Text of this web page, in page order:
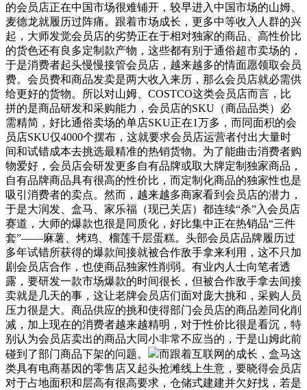
的会员店正在中国市场很难铺开，较早进入中国市场的山姆、
麦德龙就履历过阵痛。跟着市场成长，更多中等收入人群的兴
起，大师发觉会员店的劣势正在于相对独家的商品、高性价比
的货色还有良多定制款产物，这些都有别于通俗超市卖场的，
于是消费者起头慢慢接管会员店，越来越多的情面愿领取会员
费。会员费和商品发卖是两大收入来历，那么会员店就必需供
给更好的货物。所以对山姆、COSTCO这类会员店而言，比
拼的是商品研发和采购能力，会员店的SKU（商品品类）必
需精简，好比通俗卖场的单店SKU正在1万多，而同面积的会
员店SKU仅4000个摆布，这就要求会员店运营者付出大量时
间和试错成本去挑选最精准的热销货物。为了能曲击消费者购
物爱好，会员店会研发更多自有品牌或取大牌定制独家商品，
自有品牌商品具有很高的性价比，而定制化商品的独家性也是
吸引消费者的卖点。然而，越来越多商家看到会员店的潜力，
于是大润发、盒马、家乐福（现已关店）都连续“杀”入会员店
赛道，大师的爆款也很是同质化，好比集中正在热销品“三件
套”——麻薯、烤鸡、榴莲千层蛋糕。头部会员店品牌履历过
多年试错所获得的爆款间接就被合作敌手拿来利用，这不只加
剧会员店合作，也使商品独家性削弱。有业内人士向笔者透
露，要研发一款市场爆款的时间很长，但被合作敌手拿去间接
卖就是几天的事，这让老牌会员店们面对庞大挑和，采购人员
压力很是大。商品供应的挑和使得部门会员店的商品差同化削
减，加上现在的消费者越来越精明，对于性价比很是看沉，特
别认为会员店卖出的商品大同小非常不应当的，于是山姆此前
碰到了部门商品下架的问题。
而跟着互联网的成长，盒马这
类具有电商基因的零售店又起头抢滩线上生意，要晓得会员店
对于占地面积和层高有很高要求，仓储式建建并欠好找，若是